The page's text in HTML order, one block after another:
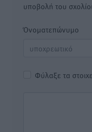
υποβολή του
Όνοματεπώνυμο
Φύλαξε τα